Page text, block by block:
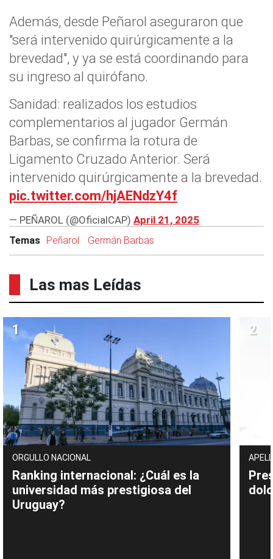
Además, desde Peñarol aseguraron que
"será intervenido quirúrgicamente a la
brevedad", y ya se está coordinando para
su ingreso al quirófano.
Sanidad: realizados los estudios
complementarios al jugador Germán
Barbas, se confirma la rotura de
Ligamento Cruzado Anterior. Será
intervenido quirúrgicamente a la brevedad.
pic.twitter.com/hjAENdzY4f
— PEÑAROL (@OficialCAP) April 21, 2025
Temas Peñarol Germán Barbas
Las mas Leídas
ORGULLO NACIONAL
Ranking internacional: ¿Cuál es la
universidad más prestigiosa del
Uruguay?